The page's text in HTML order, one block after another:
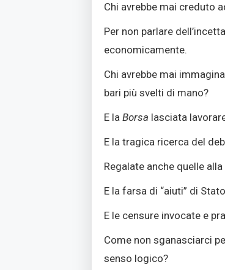
Chi avrebbe mai creduto
Per non parlare
economicamente.
Chi avrebbe mai
bari più svelti di mano?
E laBorsa lasciata
E la tragica ricerca del
Regalate anche quelle alla
E la farsa di “aiuti” di
E le censure invocate e
Come non sganasciarci
senso logico?